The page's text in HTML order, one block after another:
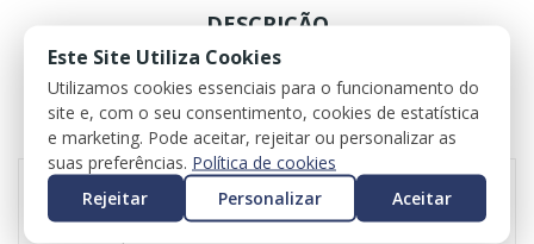
DESCRIÇÃO
ESPECIFICAÇÕES
REVIEWS
Este Site Utiliza Cookies
Utilizamos cookies essenciais para o funcionamento do
site e, com o seu consentimento, cookies de estatística
e marketing. Pode aceitar, rejeitar ou personalizar as
suas preferências. Política de cookies
Rejeitar
Personalizar Aceitar